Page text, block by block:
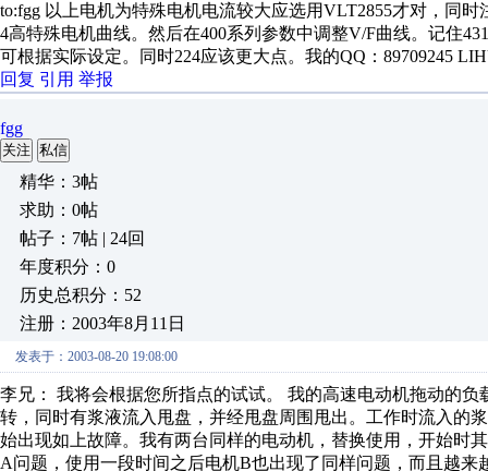
to:fgg 以上电机为特殊电机电流较大应选用VLT2855才对，同
4高特殊电机曲线。然后在400系列参数中调整V/F曲线。记住
可根据实际设定。同时224应该更大点。我的QQ：89709245
回复 引用 举报
fgg
关注 私信
精华：3帖
求助：0帖
帖子：7帖 | 24回
年度积分：0
历史总积分：52
注册：2003年8月11日
发表于：2003-08-20 19:08:00
李兄： 我将会根据您所指点的试试。 我的高速电动机拖动的
转，同时有浆液流入甩盘，并经甩盘周围甩出。工作时流入的
始出现如上故障。我有两台同样的电动机，替换使用，开始时
A问题，使用一段时间之后电机B也出现了同样问题，而且越